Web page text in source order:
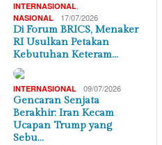
INTERNASIONAL
NASIONAL 17/07/2026
Di Forum BRICS, Menaker
RI Usulkan Petakan
Kebutuhan Keteram…
INTERNASIONAL 09/07/2026
Gencaran Senjata
Berakhir: Iran Kecam
Ucapan Trump yang
Sebu…